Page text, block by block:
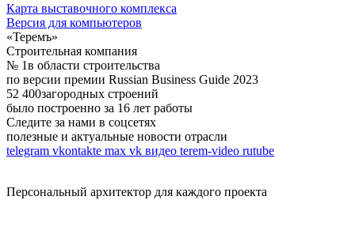
Карта выставочного комплекса
Версия для компьютеров
«Теремъ»
Строительная компания
№ 1в области строительства
по версии премии Russian Business Guide 2023
52 400загородных строений
было построенно за 16 лет работы
Следите за нами в соцсетях
полезные и актуальные новости отрасли
telegram vkontakte max vk видео terem-video rutube
Персональный архитектор для каждого проекта